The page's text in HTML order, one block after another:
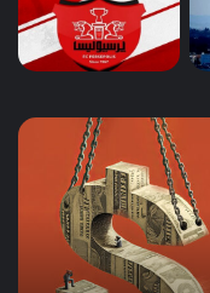
بازتاب
ترس
استگ‌فلاسیون
Stagflation
در
بازارهای
آمریکا: